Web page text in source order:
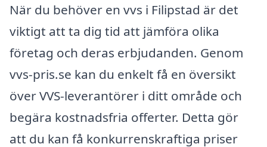
När du behöver en vvs i Filipstad är det
viktigt att ta dig tid att jämföra olika
företag och deras erbjudanden. Genom
vvs-pris.se kan du enkelt få en översikt
över VVS-leverantörer i ditt område och
begära kostnadsfria offerter. Detta gör
att du kan få konkurrenskraftiga priser